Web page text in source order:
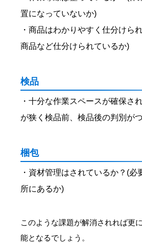
置になっていないか)
・商品はわかりやすく仕分けら
商品など仕分けられているか)
検品
・十分な作業スペースが確保さ
が狭く検品前、検品後の判別が
梱包
・資材管理はされているか？(必
所にあるか)
このような課題が解消されれば更
能となるでしょう。